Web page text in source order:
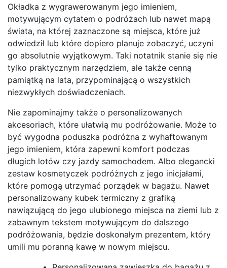
Okładka z wygrawerowanym jego imieniem,
motywującym cytatem o podróżach lub nawet mapą
świata, na której zaznaczone są miejsca, które już
odwiedził lub które dopiero planuje zobaczyć, uczyni
go absolutnie wyjątkowym. Taki notatnik stanie się nie
tylko praktycznym narzędziem, ale także cenną
pamiątką na lata, przypominającą o wszystkich
niezwykłych doświadczeniach.
Nie zapominajmy także o personalizowanych
akcesoriach, które ułatwią mu podróżowanie. Może to
być wygodna poduszka podróżna z wyhaftowanym
jego imieniem, która zapewni komfort podczas
długich lotów czy jazdy samochodem. Albo elegancki
zestaw kosmetyczek podróżnych z jego inicjałami,
które pomogą utrzymać porządek w bagażu. Nawet
personalizowany kubek termiczny z grafiką
nawiązującą do jego ulubionego miejsca na ziemi lub z
zabawnym tekstem motywującym do dalszego
podróżowania, będzie doskonałym prezentem, który
umili mu poranną kawę w nowym miejscu.